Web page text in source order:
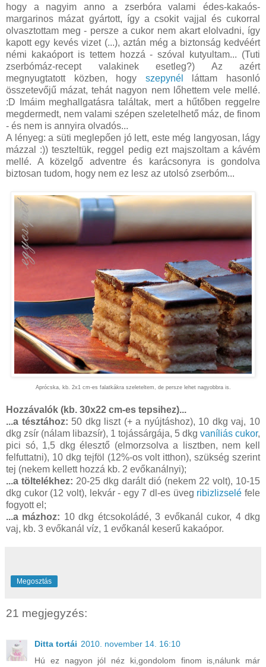
hogy a nagyim anno a zserbóra valami édes-kakaós-
margarinos mázat gyártott, így a csokit vajjal és cukorral
olvasztottam meg - persze a cukor nem akart elolvadni, így
kapott egy kevés vizet (...), aztán még a biztonság kedvéért
némi kakaóport is tettem hozzá - szóval kutyultam... (Tuti
zserbómáz-recept valakinek esetleg?) Az azért
megnyugtatott közben, hogy szepynél
láttam hasonló
összetevőjű mázat, tehát nagyon nem lőhettem vele mellé.
:D Imáim meghallgatásra találtak, mert a hűtőben reggelre
megdermedt, nem valami szépen szeletelhető máz, de finom
- és nem is annyira olvadós...
A lényeg: a süti meglepően jó lett, este még langyosan, lágy
mázzal :)) teszteltük, reggel pedig ezt majszoltam a kávém
mellé. A közelgő adventre és karácsonyra is gondolva
biztosan tudom, hogy nem ez lesz az utolsó zserbóm...
Aprócska, kb. 2x1 cm-es falatkákra szeleteltem, de persze lehet nagyobbra is.
Hozzávalók (kb. 30x22 cm-es tepsihez)...
...a tésztához: 50 dkg liszt (+ a nyújtáshoz), 10 dkg vaj, 10
dkg zsír (nálam libazsír), 1 tojássárgája, 5 dkg vaníliás cukor,
pici só, 1,5 dkg élesztő (elmorzsolva a lisztben, nem kell
felfuttatni), 10 dkg tejföl (12%-os volt itthon), szükség szerint
tej (nekem kellett hozzá kb. 2 evőkanálnyi);
...a töltelékhez: 20-25 dkg darált dió (nekem 22 volt), 10-15
dkg cukor (12 volt), lekvár - egy 7 dl-es üveg ribizlizselé fele
fogyott el;
...a mázhoz: 10 dkg étcsokoládé, 3 evőkanál cukor, 4 dkg
vaj, kb. 3 evőkanál víz, 1 evőkanál keserű kakaópor.
Megosztás
21 megjegyzés:
Ditta tortái 2010. november 14. 16:10
Hú ez nagyon jól néz ki,gondolom finom is,nálunk már